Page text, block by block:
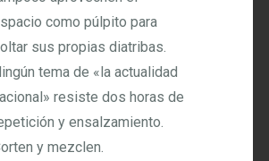
como púlpito para
sus propias diatribas.
tema de «la actualidad
resiste dos horas de
y ensalzamiento.
y mezclen.